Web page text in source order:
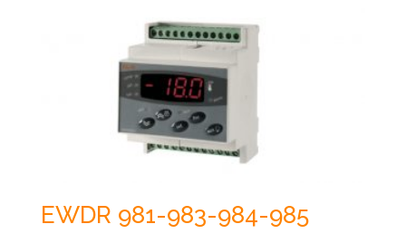
EWDR 981-983-984-985